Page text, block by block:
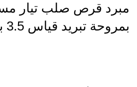
بمروحة تبريد قياس 3.5 بوصة (أسود)